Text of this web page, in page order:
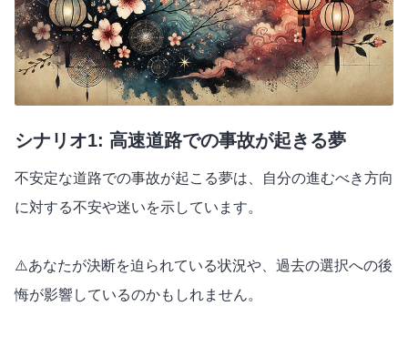
シナリオ1: 高速道路での事故が起きる夢
不安定な道路での事故が起こる夢は、自分の進むべき方向
に対する不安や迷いを示しています。
⚠️あなたが決断を迫られている状況や、過去の選択への後
悔が影響しているのかもしれません。